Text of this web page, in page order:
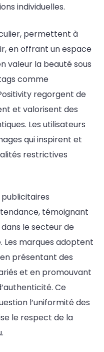
individuelles.
permettent à
en offrant un espace
valeur la beauté sous
comme
regorgent de
et valorisent des
Les utilisateurs
qui inspirent et
restrictives
témoignant
le secteur de
Les marques adoptent
présentant des
et en promouvant
Ce
l’uniformité des
le respect de la